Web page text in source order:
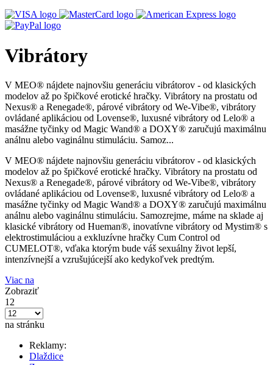
Vibrátory
V MEO® nájdete najnovšiu generáciu vibrátorov - od klasických
modelov až po špičkové erotické hračky. Vibrátory na prostatu od
Nexus® a Renegade®, párové vibrátory od We-Vibe®, vibrátory
ovládané aplikáciou od Lovense®, luxusné vibrátory od Lelo® a
masážne tyčinky od Magic Wand® a DOXY® zaručujú maximálnu
análnu alebo vaginálnu stimuláciu. Samoz...
V MEO® nájdete najnovšiu generáciu vibrátorov - od klasických
modelov až po špičkové erotické hračky. Vibrátory na prostatu od
Nexus® a Renegade®, párové vibrátory od We-Vibe®, vibrátory
ovládané aplikáciou od Lovense®, luxusné vibrátory od Lelo® a
masážne tyčinky od Magic Wand® a DOXY® zaručujú maximálnu
análnu alebo vaginálnu stimuláciu. Samozrejme, máme na sklade aj
klasické vibrátory od Hueman®, inovatívne vibrátory od Mystim® s
elektrostimuláciou a exkluzívne hračky Cum Control od
CUMELOT®, vďaka ktorým bude váš sexuálny život lepší,
intenzívnejší a vzrušujúcejší ako kedykoľvek predtým.
Viac na
Zobraziť
12
na stránku
Reklamy:
Dlaždice